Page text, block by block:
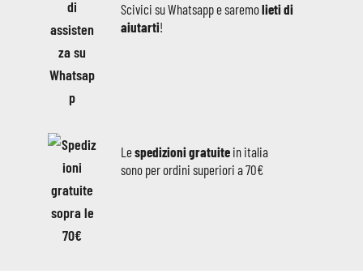
Scivici su Whatsapp e saremolieti di
aiutarti!
Lespedizioni gratuite in italia
sono per ordini superiori a 70€